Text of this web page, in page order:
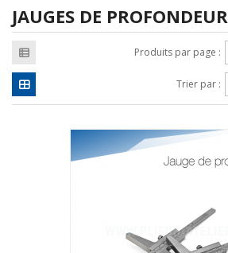
JAUGES DE PROFONDEUR
Produits par page :
Trier par :